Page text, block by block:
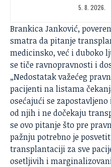
5. 8. 2026.
Brankica Janković,
smatra da pitanje
medicinsko, već i duboko
se tiče ravnopravnosti i
„Nedostatak važećeg
pacijenti na listama
osećajući se
od njih i ne dočekaju
se ovo pitanje što pre
pažnju potrebno je
transplantaciji za sve
osetljivih i